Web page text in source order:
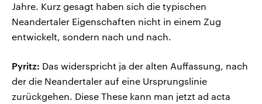
Jahre. Kurz gesagt haben sich die typischen
Neandertaler Eigenschaften nicht in einem Zug
entwickelt, sondern nach und nach.
Pyritz: Das widerspricht ja der alten Auffassung, nach
der die Neandertaler auf eine Ursprungslinie
zurückgehen. Diese These kann man jetzt ad acta